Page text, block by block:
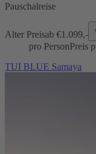
Pauschalreise
Alter Preisab €1.099,-
pro PersonPreis
TUI BLUE Samaya